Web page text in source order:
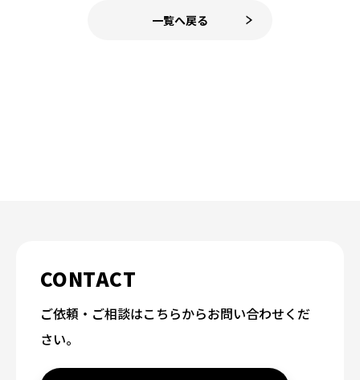
一覧へ戻る
CONTACT
ご依頼・ご相談はこちらからお問い合わせくだ
さい。